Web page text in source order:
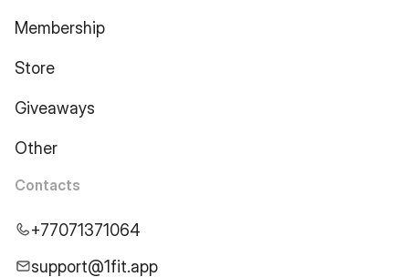
Membership
Store
Giveaways
Other
Contacts
+77071371064
support@1fit.app